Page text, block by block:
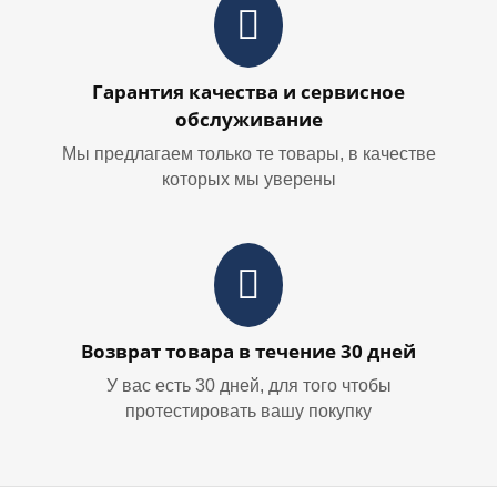
Гарантия качества и сервисное
обслуживание
Мы предлагаем только те товары, в качестве
которых мы уверены
Возврат товара в течение 30 дней
У вас есть 30 дней, для того чтобы
протестировать вашу покупку